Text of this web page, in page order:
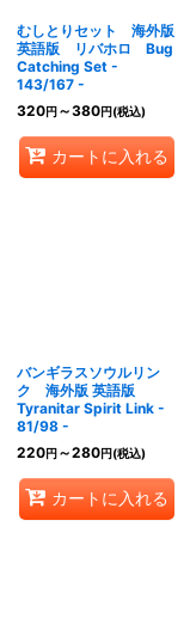
むしとりセット 海外版
英語版 リバホロ Bug
Catching Set -
143/167 -
320円～380円(税込)
カートに入れる
バンギラスソウルリン
ク 海外版 英語版
Tyranitar Spirit Link -
81/98 -
220円～280円(税込)
カートに入れる